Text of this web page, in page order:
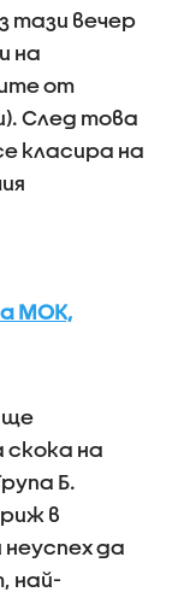
тази вечер
на
от
След това
класира на
МОК,
ще
на
Б.
в
да
най-